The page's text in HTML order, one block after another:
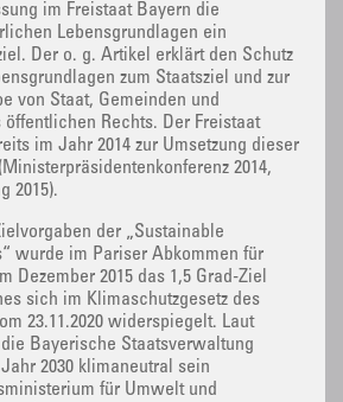
im Freistaat Bayern die
Lebensgrundlagen ein
Der o. g. Artikel erklärt den Schutz
zum Staatsziel und zur
von Staat, Gemeinden und
öffentlichen Rechts. Der Freistaat
im Jahr 2014 zur Umsetzung dieser
2014,
2015).
der „Sustainable
wurde im Pariser Abkommen für
Dezember 2015 das 1,5 Grad-Ziel
sich im Klimaschutzgesetz des
23.11.2020 widerspiegelt. Laut
Bayerische Staatsverwaltung
2030 klimaneutral sein
für Umwelt und